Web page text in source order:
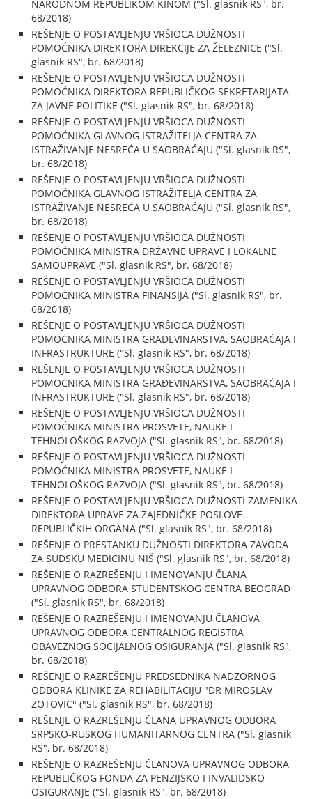
NARODNOM REPUBLIKOM KINOM ("Sl. glasnik RS", br.
68/2018)
REŠENJE O POSTAVLJENJU VRŠIOCA DUŽNOSTI
POMOĆNIKA DIREKTORA DIREKCIJE ZA ŽELEZNICE ("Sl.
glasnik RS", br. 68/2018)
REŠENJE O POSTAVLJENJU VRŠIOCA DUŽNOSTI
POMOĆNIKA DIREKTORA REPUBLIČKOG SEKRETARIJATA
ZA JAVNE POLITIKE ("Sl. glasnik RS", br. 68/2018)
REŠENJE O POSTAVLJENJU VRŠIOCA DUŽNOSTI
POMOĆNIKA GLAVNOG ISTRAŽITELJA CENTRA ZA
ISTRAŽIVANJE NESREĆA U SAOBRAĆAJU ("Sl. glasnik RS",
br. 68/2018)
REŠENJE O POSTAVLJENJU VRŠIOCA DUŽNOSTI
POMOĆNIKA GLAVNOG ISTRAŽITELJA CENTRA ZA
ISTRAŽIVANJE NESREĆA U SAOBRAĆAJU ("Sl. glasnik RS",
br. 68/2018)
REŠENJE O POSTAVLJENJU VRŠIOCA DUŽNOSTI
POMOĆNIKA MINISTRA DRŽAVNE UPRAVE I LOKALNE
SAMOUPRAVE ("Sl. glasnik RS", br. 68/2018)
REŠENJE O POSTAVLJENJU VRŠIOCA DUŽNOSTI
POMOĆNIKA MINISTRA FINANSIJA ("Sl. glasnik RS", br.
68/2018)
REŠENJE O POSTAVLJENJU VRŠIOCA DUŽNOSTI
POMOĆNIKA MINISTRA GRAĐEVINARSTVA, SAOBRAĆAJA I
INFRASTRUKTURE ("Sl. glasnik RS", br. 68/2018)
REŠENJE O POSTAVLJENJU VRŠIOCA DUŽNOSTI
POMOĆNIKA MINISTRA GRAĐEVINARSTVA, SAOBRAĆAJA I
INFRASTRUKTURE ("Sl. glasnik RS", br. 68/2018)
REŠENJE O POSTAVLJENJU VRŠIOCA DUŽNOSTI
POMOĆNIKA MINISTRA PROSVETE, NAUKE I
TEHNOLOŠKOG RAZVOJA ("Sl. glasnik RS", br. 68/2018)
REŠENJE O POSTAVLJENJU VRŠIOCA DUŽNOSTI
POMOĆNIKA MINISTRA PROSVETE, NAUKE I
TEHNOLOŠKOG RAZVOJA ("Sl. glasnik RS", br. 68/2018)
REŠENJE O POSTAVLJENJU VRŠIOCA DUŽNOSTI ZAMENIKA
DIREKTORA UPRAVE ZA ZAJEDNIČKE POSLOVE
REPUBLIČKIH ORGANA ("Sl. glasnik RS", br. 68/2018)
REŠENJE O PRESTANKU DUŽNOSTI DIREKTORA ZAVODA
ZA SUDSKU MEDICINU NIŠ ("Sl. glasnik RS", br. 68/2018)
REŠENJE O RAZREŠENJU I IMENOVANJU ČLANA
UPRAVNOG ODBORA STUDENTSKOG CENTRA BEOGRAD
("Sl. glasnik RS", br. 68/2018)
REŠENJE O RAZREŠENJU I IMENOVANJU ČLANOVA
UPRAVNOG ODBORA CENTRALNOG REGISTRA
OBAVEZNOG SOCIJALNOG OSIGURANJA ("Sl. glasnik RS",
br. 68/2018)
REŠENJE O RAZREŠENJU PREDSEDNIKA NADZORNOG
ODBORA KLINIKE ZA REHABILITACIJU "DR MIROSLAV
ZOTOVIĆ" ("Sl. glasnik RS", br. 68/2018)
REŠENJE O RAZREŠENJU ČLANA UPRAVNOG ODBORA
SRPSKO-RUSKOG HUMANITARNOG CENTRA ("Sl. glasnik
RS", br. 68/2018)
REŠENJE O RAZREŠENJU ČLANOVA UPRAVNOG ODBORA
REPUBLIČKOG FONDA ZA PENZIJSKO I INVALIDSKO
OSIGURANJE ("Sl. glasnik RS", br. 68/2018)